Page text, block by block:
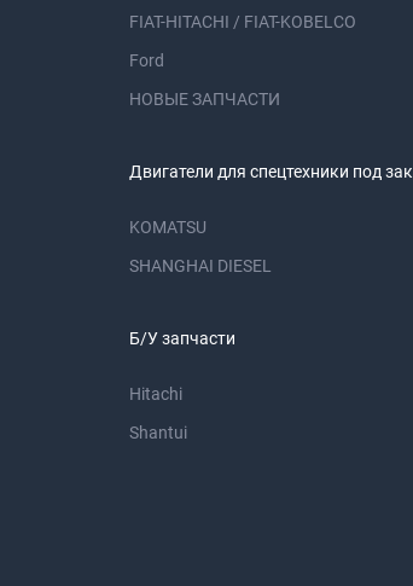
FIAT-HITACHI / FIAT-KOBELCO
Ford
НОВЫЕ ЗАПЧАСТИ
Двигатели для спецтехники под
KOMATSU
SHANGHAI DIESEL
Б/У запчасти
Hitachi
Shantui